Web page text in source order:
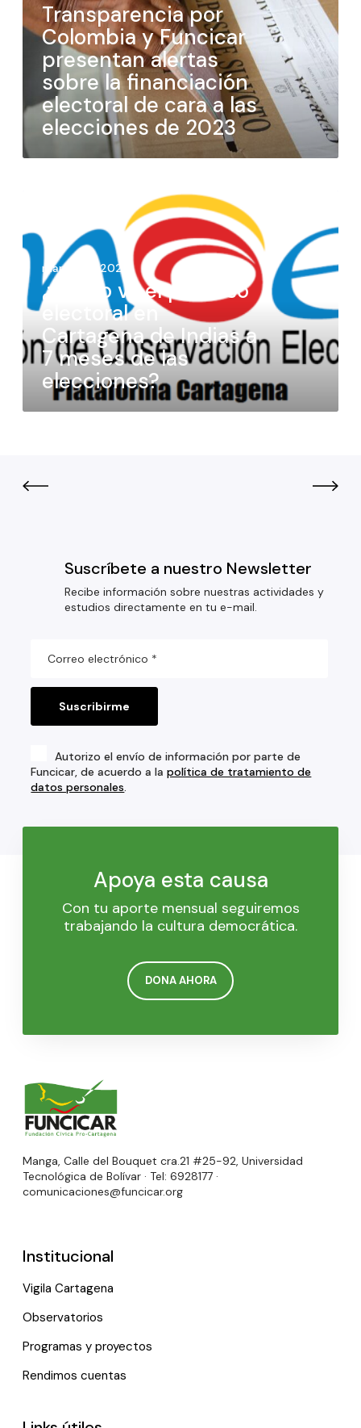
Transparencia por
Colombia y Funcicar
presentan alertas
sobre la financiación
electoral de cara a las
elecciones de 2023
marzo 24, 2023
¿Cómo va el proceso
electoral en
Cartagena de Indias a
7 meses de las
elecciones?
Suscríbete a nuestro Newsletter
Recibe información sobre nuestras actividades y
estudios directamente en tu e-mail.
Autorizo el envío de información por parte de
Funcicar, de acuerdo a lapolítica de tratamiento de
datos personales.
Apoya esta causa
Con tu aporte mensual seguiremos
trabajando la cultura democrática.
DONA AHORA
Manga, Calle del Bouquet cra.21 #25-92, Universidad
Tecnológica de Bolívar · Tel: 6928177 ·
comunicaciones@funcicar.org
Institucional
Vigila Cartagena
Observatorios
Programas y proyectos
Rendimos cuentas